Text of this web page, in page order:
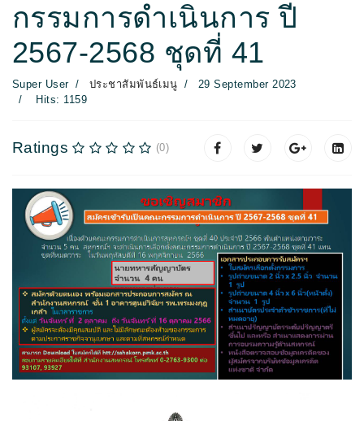
กรรมการดำเนินการ ปี
2567-2568 ชุดที่ 41
Super User ประชาสัมพันธ์เมนู
29 September 2023
Hits: 1159
Ratings (0)